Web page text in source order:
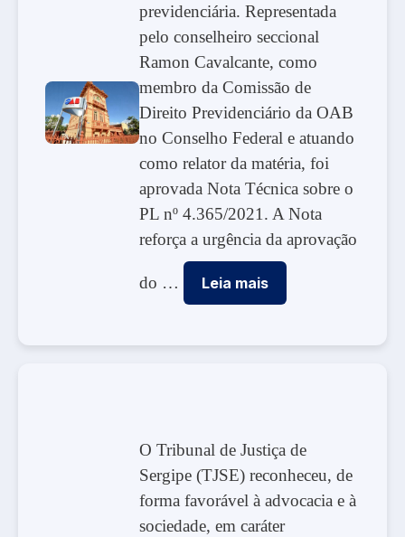
previdenciária. Representada
pelo conselheiro seccional
Ramon Cavalcante, como
membro da Comissão de
Direito Previdenciário da OAB
no Conselho Federal e atuando
como relator da matéria, foi
aprovada Nota Técnica sobre o
PL nº 4.365/2021. A Nota
reforça a urgência da aprovação
do … Leia mais
O Tribunal de Justiça de
Sergipe (TJSE) reconheceu, de
forma favorável à advocacia e à
sociedade, em caráter